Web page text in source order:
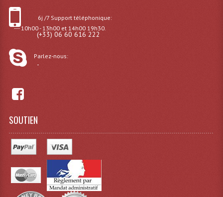
Flight Case Plasma Et Écran LCD
Flight-Case Pour Contrôleur DJ
Malle Flight Multi-Usage
Meubles DJ
6j /7 Support téléphonique:
--- 10h00 - 13h00 et 14h00 19h30.
(+33) 06 60 616 222
Parlez-nous:
-
SOUTIEN